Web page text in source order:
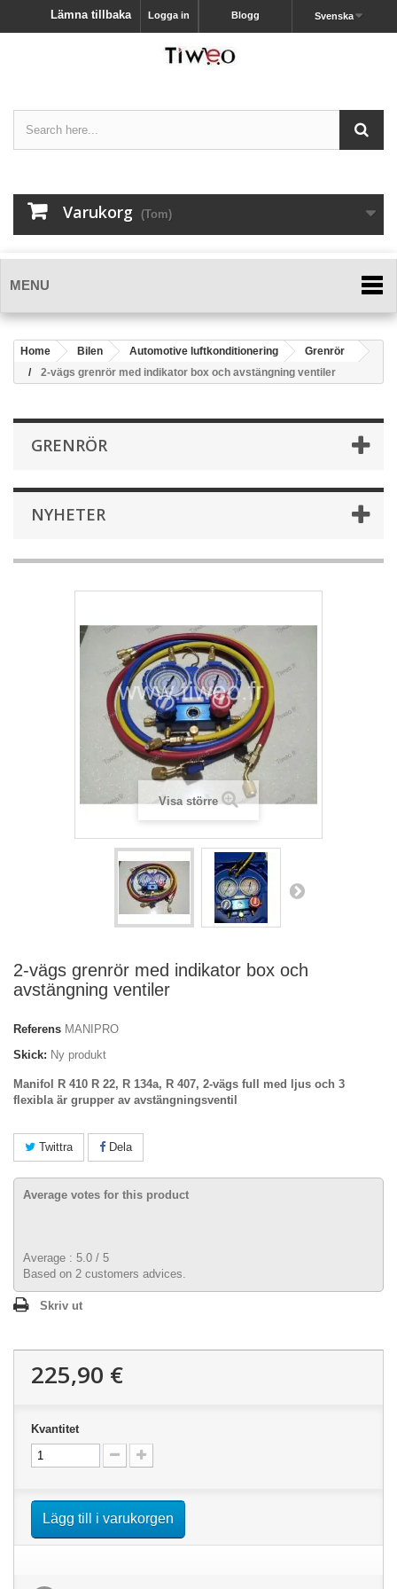
Svenska
Blogg
Logga in
Lämna tillbaka
Varukorg (Tom)
MENU
Home Bilen Automotive luftkonditionering
Grenrör
2-vägs grenrör med indikator box och avstängning ventiler
GRENRÖR
NYHETER
Visa större
2-vägs grenrör med indikator box och
avstängning ventiler
Referens MANIPRO
Skick: Ny produkt
Manifol R 410 R 22, R 134a, R 407, 2-vägs full med ljus och 3
flexibla är grupper av avstängningsventil
Twittra Dela
Average votes for this product
Average : 5.0 / 5
Based on 2 customers advices.
Skriv ut
225,90 €
Kvantitet
Lägg till i varukorgen